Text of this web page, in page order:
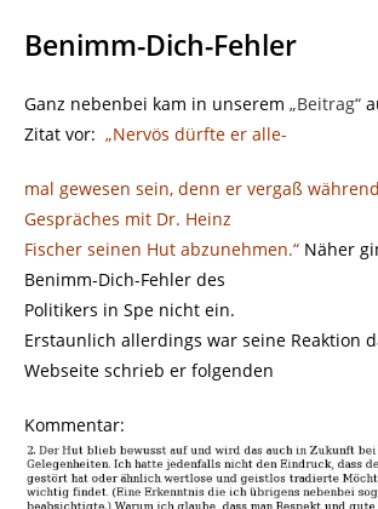
Benimm-Dich-Fehler
Ganz nebenbei kam in unserem „Beitrag“
Zitat vor: „Nervös dürfte er alle-
mal gewesen sein, denn er vergaß
Gespräches mit Dr. Heinz
Fischer seinen Hut abzunehmen.“ Näher
Benimm-Dich-Fehler des
Politikers in Spe nicht ein.
Erstaunlich allerdings war seine Reaktion
Webseite schrieb er folgenden
Kommentar: